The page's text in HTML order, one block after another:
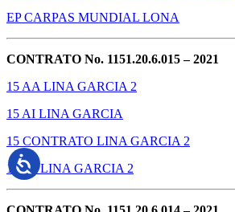
EP CARPAS MUNDIAL LONA
CONTRATO No. 1151.20.6.015 – 2021
15 AA LINA GARCIA 2
15 AI LINA GARCIA
15 CONTRATO LINA GARCIA 2
15 EP LINA GARCIA 2